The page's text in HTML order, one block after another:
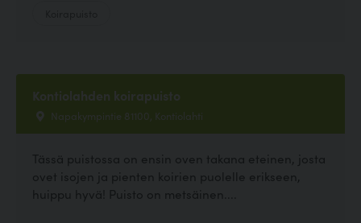
Kontiolahden koirapuisto
Napakympintie 81100, Kontiolahti
Tässä puistossa on ensin oven takana eteinen, josta
ovet isojen ja pienten koirien puolelle erikseen,
huippu hyvä! Puisto on metsäinen....